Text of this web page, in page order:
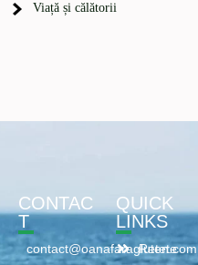
Viață și călătorii
CONTAC
T
contact@oanafaragluten.com
QUICK
LINKS
Retete